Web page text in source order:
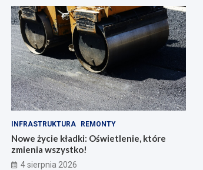
INFRASTRUKTURA REMONTY
Nowe życie kładki: Oświetlenie, które
zmienia wszystko!
4 sierpnia 2026